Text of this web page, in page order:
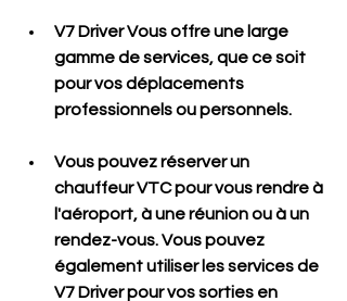
V7 Driver Vous offre une large
gamme de services, que ce soit
pour vos déplacements
professionnels ou personnels.
Vous pouvez réserver un
chauffeur VTC pour vous rendre à
l'aéroport, à une réunion ou à un
rendez-vous. Vous pouvez
également utiliser les services de
V7 Driver pour vos sorties en